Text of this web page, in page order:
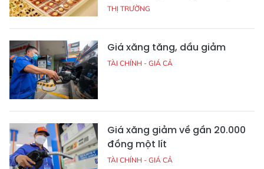
THỊ TRƯỜNG
Giá xăng tăng, dầu giảm
TÀI CHÍNH - GIÁ CẢ
Giá xăng giảm về gần 20.000
đồng một lít
TÀI CHÍNH - GIÁ CẢ